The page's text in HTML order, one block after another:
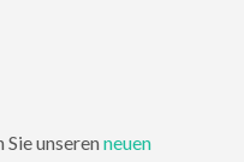
unseren neuen